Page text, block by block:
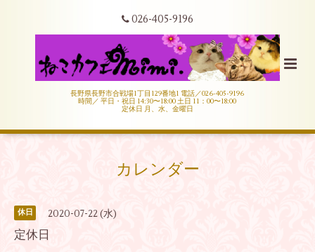
026-405-9196
長野県長野市合戦場1丁目129番地1 電話／026-405-9196
時間／ 平日・祝日 14:30〜18:00 土日 11：00〜18:00
定休日 月、水、金曜日
カレンダー
休日 2020-07-22 (水)
定休日